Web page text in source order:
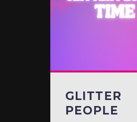
GLITTER
PEOPLE